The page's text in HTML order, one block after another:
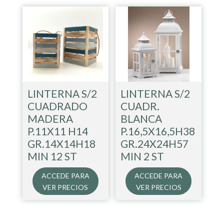
LINTERNA S/2
CUADRADO
MADERA
P.11X11 H14
GR.14X14H18
MIN 12 ST
ACCEDE PARA
VER PRECIOS
LINTERNA S/2
CUADR.
BLANCA
P.16,5X16,5H38
GR.24X24H57
MIN 2 ST
ACCEDE PARA
VER PRECIOS